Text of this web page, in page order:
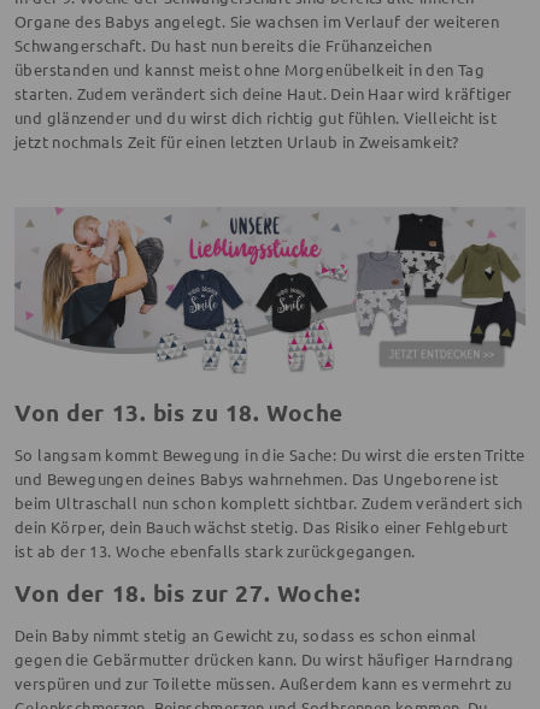
Organe des Babys angelegt. Sie wachsen im Verlauf der weiteren
Schwangerschaft. Du hast nun bereits die Frühanzeichen
überstanden und kannst meist ohne Morgenübelkeit in den Tag
starten. Zudem verändert sich deine Haut. Dein Haar wird kräftiger
und glänzender und du wirst dich richtig gut fühlen. Vielleicht ist
jetzt nochmals Zeit für einen letzten Urlaub in Zweisamkeit?
Von der 13. bis zu 18. Woche
So langsam kommt Bewegung in die Sache: Du wirst die ersten Tritte
und Bewegungen deines Babys wahrnehmen. Das Ungeborene ist
beim Ultraschall nun schon komplett sichtbar. Zudem verändert sich
dein Körper, dein Bauch wächst stetig. Das Risiko einer Fehlgeburt
ist ab der 13. Woche ebenfalls stark zurückgegangen.
Von der 18. bis zur 27. Woche:
Dein Baby nimmt stetig an Gewicht zu, sodass es schon einmal
gegen die Gebärmutter drücken kann. Du wirst häufiger Harndrang
verspüren und zur Toilette müssen. Außerdem kann es vermehrt zu